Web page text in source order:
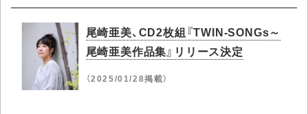
尾崎亜美、CD2枚組『TWIN-SONGs～
尾崎亜美作品集』リリース決定
（2025/01/28掲載）